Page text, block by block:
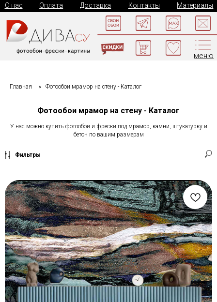
Контакты Материалы
О нас Доставка
Оплата
меню
Главная Фотообои мрамор на стену - Каталог
Фотообои мрамор на стену - Каталог
У нас можно купить фотообои и фрески под мрамор, камни, штукатурку и
бетон по вашим размерам
Фильтры